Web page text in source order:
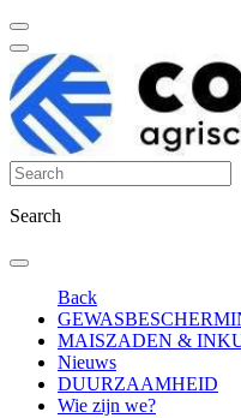
Search
Back
MAISZADEN &
Nieuws
DUURZAAMHEID
Wie zijn we?